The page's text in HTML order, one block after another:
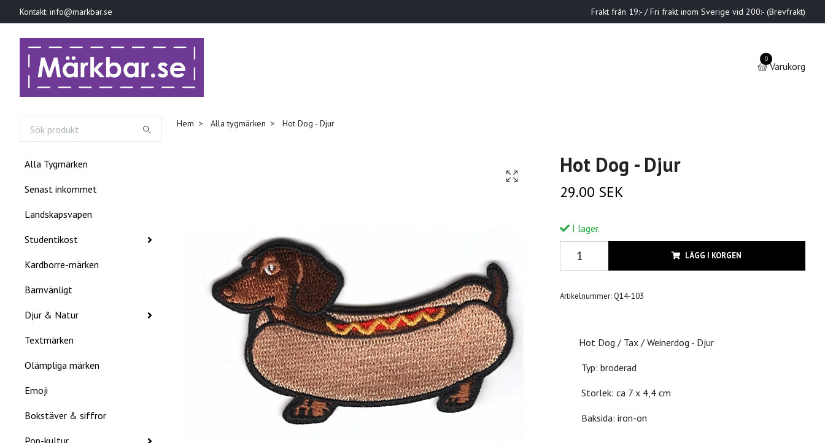
Kontakt: info@markbar.se Frakt från 19:- / Fri frakt inom Sverige vid 200:- (Brevfrakt)
0
Varukorg
Alla Tygmärken
Senast inkommet
Landskapsvapen
Studentikost
Kardborre-märken
Barnvänligt
Djur & Natur
Textmärken
Olämpliga märken
Emoji
Bokstäver & siffror
Hem Alla tygmärken Hot Dog - Djur
Hot Dog - Djur
29.00 SEK
I lager.
LÄGG I KORGEN
Artikelnummer: Q14-103
Hot Dog / Tax / Weinerdog - Djur
Typ: broderad
Storlek: ca 7 x 4,4 cm
Baksida: iron-on